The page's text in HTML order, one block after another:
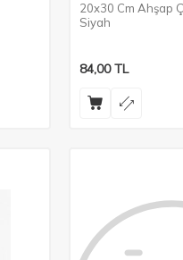
20x30 Cm Ahşap
Siyah
84,00TL